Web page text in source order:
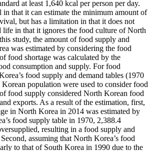
at least 1,640 kcal per person per day.
in that it can estimate the minimum amount of
but has a limitation in that it does not
life in that it ignores the food culture of North
study, the amount of food supply and
was estimated by considering the food
food shortage was calculated by the
consumption and supply. For food
food supply and demand tables (1970
population were used to consider food
food supply considered North Korean food
exports. As a result of the estimation, first,
in North Korea in 2014 was estimated by
food supply table in 1970, 2,388.4
resulting in a food supply and
assuming that North Korea’s food
to that of South Korea in 1990 due to the